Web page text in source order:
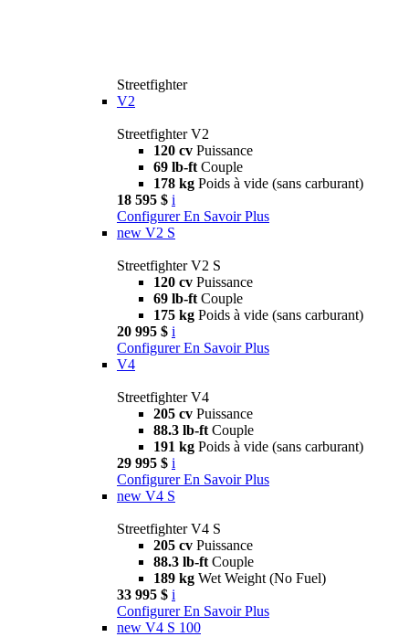
Streetfighter
V2
Streetfighter V2
120 cv Puissance
69 lb-ft Couple
178 kg Poids à vide (sans carburant)
18 595 $ i
Configurer En Savoir Plus
new V2 S
Streetfighter V2 S
120 cv Puissance
69 lb-ft Couple
175 kg Poids à vide (sans carburant)
20 995 $ i
Configurer En Savoir Plus
V4
Streetfighter V4
205 cv Puissance
88.3 lb-ft Couple
191 kg Poids à vide (sans carburant)
29 995 $ i
Configurer En Savoir Plus
new V4 S
Streetfighter V4 S
205 cv Puissance
88.3 lb-ft Couple
189 kg Wet Weight (No Fuel)
33 995 $ i
Configurer En Savoir Plus
new V4 S 100